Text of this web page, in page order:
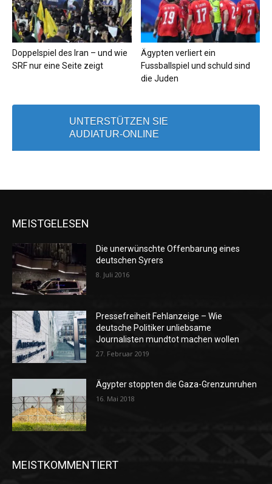
Doppelspiel des Iran – und wie
SRF nur eine Seite zeigt
Ägypten verliert ein
Fussballspiel und schuld sind
die Juden
UNTERSTÜTZEN SIE
AUDIATUR-ONLINE
MEISTGELESEN
Die unerwünschte Offenbarung eines
deutschen Syrers
8. Juli 2016
Pressefreiheit Fehlanzeige – Wie
deutsche Politiker unliebsame
Journalisten mundtot machen wollen
27. Februar 2019
Ägypter stoppten die Gaza-Grenzunruhen
16. Mai 2018
MEISTKOMMENTIERT